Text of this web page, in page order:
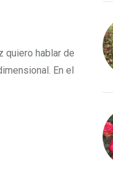
quiero hablar de
En el